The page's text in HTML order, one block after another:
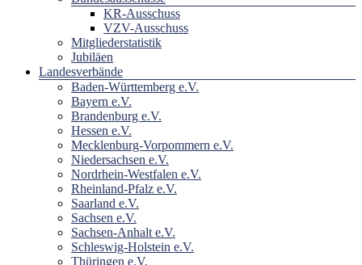
KR-Ausschuss
VZV-Ausschuss
Mitgliederstatistik
Jubiläen
Landesverbände
Baden-Württemberg e.V.
Bayern e.V.
Brandenburg e.V.
Hessen e.V.
Mecklenburg-Vorpommern e.V.
Niedersachsen e.V.
Nordrhein-Westfalen e.V.
Rheinland-Pfalz e.V.
Saarland e.V.
Sachsen e.V.
Sachsen-Anhalt e.V.
Schleswig-Holstein e.V.
Thüringen e.V.